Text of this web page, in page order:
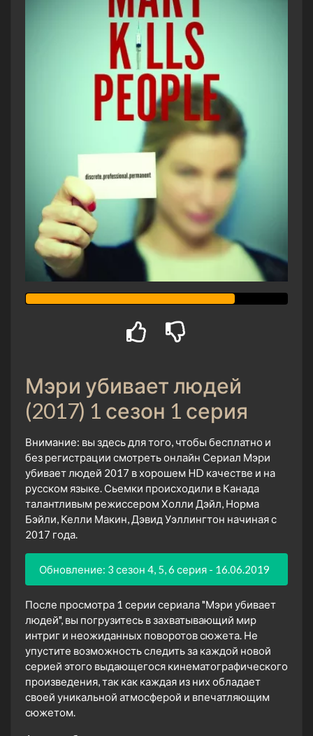
Мэри убивает людей
(2017) 1 сезон 1 серия
Внимание: вы здесь для того, чтобы бесплатно и
без регистрации смотреть онлайн Сериал Мэри
убивает людей 2017 в хорошем HD качестве и на
русском языке. Сьемки происходили в Канада
талантливым режиссером Холли Дэйл, Норма
Бэйли, Келли Макин, Дэвид Уэллингтон начиная с
2017 года.
Обновление: 3 сезон 4, 5, 6 серия - 16.06.2019
После просмотра 1 серии сериала "Мэри убивает
людей", вы погрузитесь в захватывающий мир
интриг и неожиданных поворотов сюжета. Не
упустите возможность следить за каждой новой
серией этого выдающегося кинематографического
произведения, так как каждая из них обладает
своей уникальной атмосферой и впечатляющим
сюжетом.